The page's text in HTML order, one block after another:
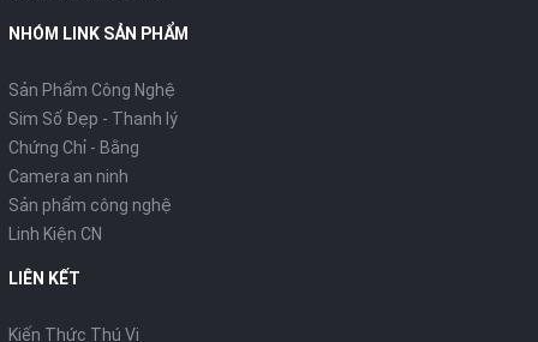
NHÓM LINK SẢN PHẨM
Sản Phẩm Công Nghệ
Sim Số Đẹp - Thanh lý
Chứng Chỉ - Bằng
Camera an ninh
Sản phẩm công nghệ
Linh Kiện CN
LIÊN KẾT
Kiến Thức Thú Vị